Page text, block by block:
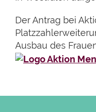
Der Antrag bei
Ausbau des